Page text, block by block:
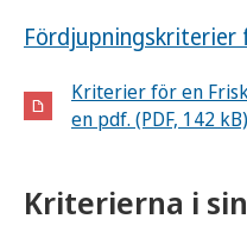
Fördjupningskriterier
Kriterier för en
en pdf. (PDF, 142 kB)
Kriterierna i